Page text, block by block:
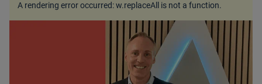
A rendering error occurred:w.replaceAll is not a function.